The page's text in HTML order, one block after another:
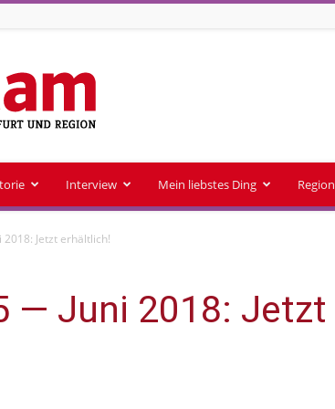
Interview Mein liebstes Ding Region
Jetzt erhältlich!
— Juni 2018: Jetzt